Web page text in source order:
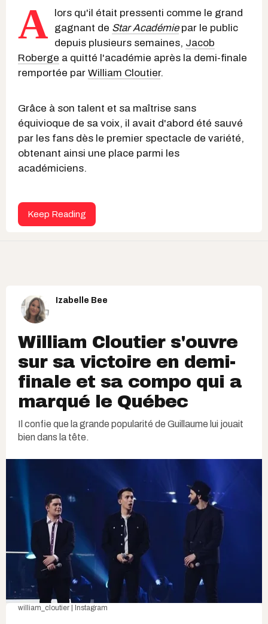
A
lors qu'il était pressenti comme le grand
gagnant de Star Académiepar le public
depuis plusieurs semaines, Jacob
Roberge a quitté l'académie après la demi-finale
remportée par William Cloutier.
Grâce à son talent et sa maîtrise sans
équivioque de sa voix, il avait d'abord été sauvé
par les fans dès le premier spectacle de variété,
obtenant ainsi une place parmi les
académiciens.
Keep Reading
Izabelle Bee
William Cloutier s'ouvre
sur sa victoire en demi-
finale et sa compo qui a
marqué le Québec
Il confie que la grande popularité de Guillaume lui jouait
bien dans la tête.
william_cloutier | Instagram